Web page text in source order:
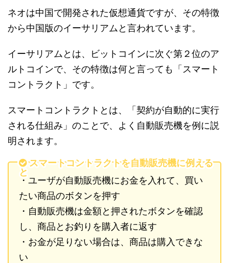
ネオは中国で開発された仮想通貨ですが、その特徴
から中国版のイーサリアムと言われています。
イーサリアムとは、ビットコインに次ぐ第２位のア
ルトコインで、その特徴は何と言っても「スマート
コントラクト」です。
スマートコントラクトとは、「契約が自動的に実行
される仕組み」のことで、よく自動販売機を例に説
明されます。
スマートコントラクトを自動販売機に例える
と
・ユーザが自動販売機にお金を入れて、買い
たい商品のボタンを押す
・自動販売機は金額と押されたボタンを確認
し、商品とお釣りを購入者に返す
・お金が足りない場合は、商品は購入できな
い